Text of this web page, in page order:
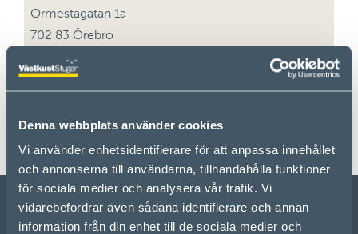
Denna webbplats använder cookies
Vi använder enhetsidentifierare för att anpassa innehållet
och annonserna till användarna, tillhandahålla funktioner
för sociala medier och analysera vår trafik. Vi
vidarebefordrar även sådana identifierare och annan
information från din enhet till de sociala medier och
Ormestagatan 1a
702 83 Örebro
Postadress:
702 30 Örebro